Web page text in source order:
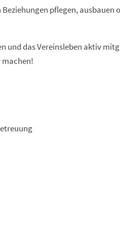
pflegen, ausbauen
und das Vereinsleben aktiv
machen!